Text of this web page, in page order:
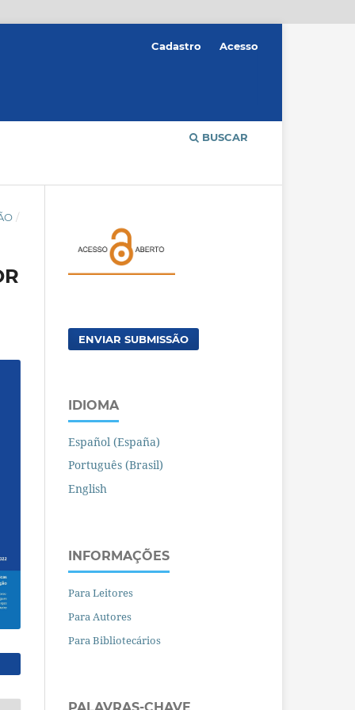
BUSCAR
Cadastro Acesso
/
ENVIAR SUBMISSÃO
IDIOMA
Español (España)
Português (Brasil)
English
INFORMAÇÕES
Para Leitores
Para Autores
Para Bibliotecários